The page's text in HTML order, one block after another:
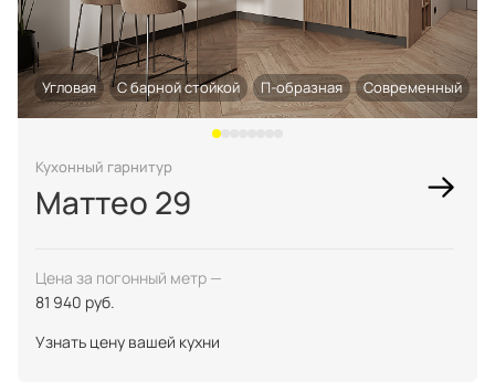
Угловая С барной стойкой П-образная Современный
Кухонный гарнитур
Маттео 29
Цена за погонный метр —
81 940 руб.
Узнать цену вашей кухни